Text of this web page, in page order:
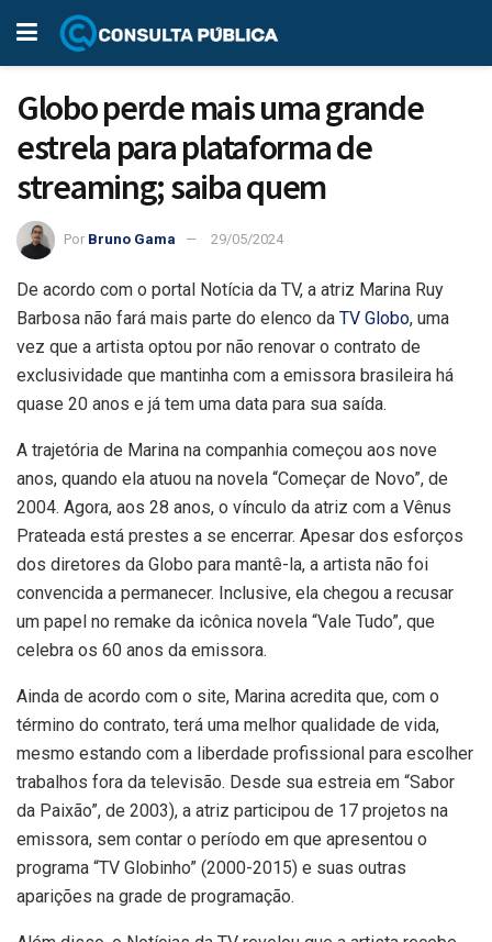
Globo perde mais uma grande
estrela para plataforma de
streaming; saiba quem
Por Bruno Gama 29/05/2024
De acordo com o portal Notícia da TV, a atriz Marina Ruy
Barbosa não fará mais parte do elenco da TV Globo, uma
vez que a artista optou por não renovar o contrato de
exclusividade que mantinha com a emissora brasileira há
quase 20 anos e já tem uma data para sua saída.
A trajetória de Marina na companhia começou aos nove
anos, quando ela atuou na novela “Começar de Novo”, de
2004. Agora, aos 28 anos, o vínculo da atriz com a Vênus
Prateada está prestes a se encerrar. Apesar dos esforços
dos diretores da Globo para mantê-la, a artista não foi
convencida a permanecer. Inclusive, ela chegou a recusar
um papel no remake da icônica novela “Vale Tudo”, que
celebra os 60 anos da emissora.
Ainda de acordo com o site, Marina acredita que, com o
término do contrato, terá uma melhor qualidade de vida,
mesmo estando com a liberdade profissional para escolher
trabalhos fora da televisão. Desde sua estreia em “Sabor
da Paixão”, de 2003), a atriz participou de 17 projetos na
emissora, sem contar o período em que apresentou o
programa “TV Globinho” (2000-2015) e suas outras
aparições na grade de programação.